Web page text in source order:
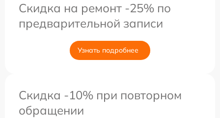
Скидка на ремонт -25% по
предварительной записи
Узнать подробнее
Скидка -10% при повторном
обращении